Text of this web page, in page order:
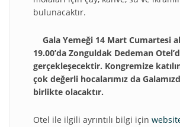
bulunacaktır.
Gala Yemeği 14 Mart Cumartesi
19.00’da Zonguldak Dedeman
gerçekleşecektir. Kongremize
çok değerli hocalarımız da
birlikte olacaktır.
Otel ile ilgili ayrıntılı bilgi için